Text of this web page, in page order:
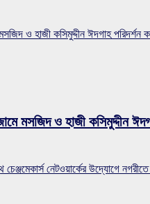
ও হাজী কসিমুদ্দীন ঈদগাহ পরিদর্শন
মসজিদ ও হাজী কসিমুদ্দীন
নেটওয়ার্কের উদ্যোগে